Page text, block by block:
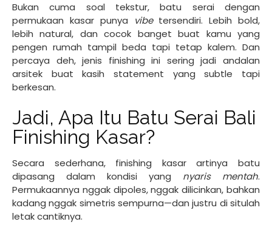
Bukan cuma soal tekstur, batu serai dengan
permukaan kasar punya
vibetersendiri. Lebih bold,
lebih natural, dan cocok banget buat kamu yang
pengen rumah tampil beda tapi tetap kalem. Dan
percaya deh, jenis finishing ini sering jadi andalan
arsitek buat kasih statement yang subtle tapi
berkesan.
Jadi, Apa Itu Batu Serai Bali
Finishing Kasar?
Secara sederhana, finishing kasar artinya batu
dipasang dalam kondisi yang nyaris mentah.
Permukaannya nggak dipoles, nggak dilicinkan, bahkan
kadang nggak simetris sempurna—dan justru di situlah
letak cantiknya.